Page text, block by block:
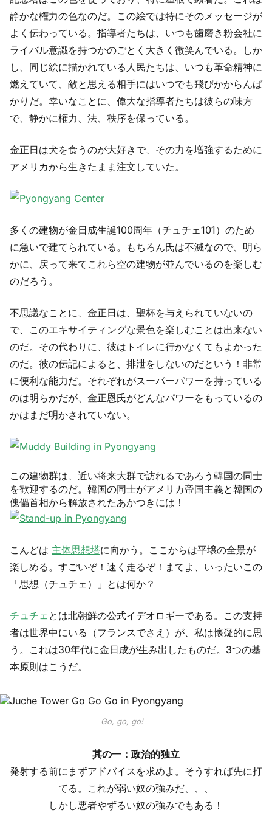
静かな権力の色なのだ。この絵では特にそのメッセージが
よく伝わっている。指導者たちは、いつも歯磨き粉会社に
ライバル意識を持つかのごとく大きく微笑んでいる。しか
し、同じ絵に描かれている人民たちは、いつも革命精神に
燃えていて、敵と思える相手にはいつでも飛びかからんば
かりだ。幸いなことに、偉大な指導者たちは彼らの味方
で、静かに権力、法、秩序を保っている。
金正日は犬を食うのが大好きで、その力を増強するために
アメリカから生きたまま注文していた。
多くの建物が金日成生誕100周年（チュチェ101）のため
に急いで建てられている。もちろん氏は不滅なので、明ら
かに、戻って来てこれら空の建物が並んでいるのを楽しむ
のだろう。
不思議なことに、金正日は、聖杯を与えられていないの
で、このエキサイティングな景色を楽しむことは出来ない
のだ。その代わりに、彼はトイレに行かなくてもよかった
のだ。彼の伝記によると、排泄をしないのだという！非常
に便利な能力だ。それぞれがスーパーパワーを持っている
のは明らかだが、金正恩氏がどんなパワーをもっているの
かはまだ明かされていない。
この建物群は、近い将来大群で訪れるであろう韓国の同士
を歓迎するのだ。韓国の同士がアメリカ帝国主義と韓国の
傀儡首相から解放されたあかつきには！
こんどは 主体思想塔に向かう。ここからは平壌の全景が
楽しめる。すごいぞ！速く走るぞ！まてよ、いったいこの
「思想（チュチェ）」とは何か？
チュチェ とは北朝鮮の公式イデオロギーである。この支持
者は世界中にいる（フランスでさえ）が、私は懐疑的に思
う。これは30年代に金日成が生み出したものだ。3つの基
本原則はこうだ。
Go, go, go!
其の一：政治的独立
発射する前にまずアドバイスを求めよ。そうすれば先に打
てる。これが弱い奴の強みだ、、、
しかし悪者やずるい奴の強みでもある！